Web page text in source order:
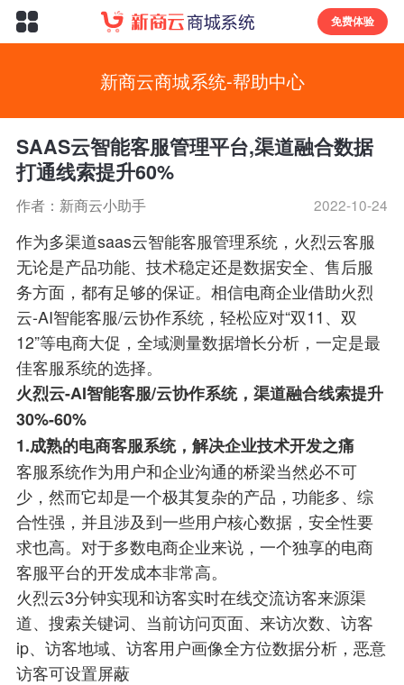
免费体验
新商云商城系统-帮助中心
SAAS云智能客服管理平台,渠道融合数据
打通线索提升60%
作者：新商云小助手 2022-10-24
作为多渠道saas云智能客服管理系统，火烈云客服
无论是产品功能、技术稳定还是数据安全、售后服
务方面，都有足够的保证。相信电商企业借助火烈
云-AI智能客服/云协作系统，轻松应对“双11、双
12”等电商大促，全域测量数据增长分析，一定是最
佳客服系统的选择。
火烈云-AI智能客服/云协作系统，渠道融合线索提升
30%-60%
1.成熟的电商客服系统，解决企业技术开发之痛
客服系统作为用户和企业沟通的桥梁当然必不可
少，然而它却是一个极其复杂的产品，功能多、综
合性强，并且涉及到一些用户核心数据，安全性要
求也高。对于多数电商企业来说，一个独享的电商
客服平台的开发成本非常高。
火烈云3分钟实现和访客实时在线交流访客来源渠
道、搜索关键词、当前访问页面、来访次数、访客
ip、访客地域、访客用户画像全方位数据分析，恶意
访客可设置屏蔽